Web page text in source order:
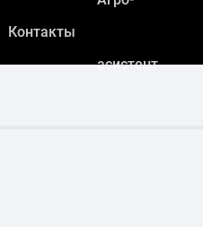
Контакты
асистент